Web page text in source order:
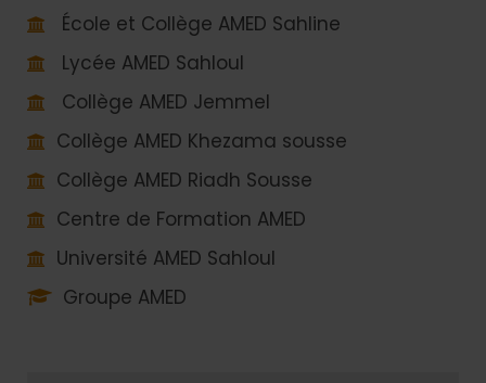
École et Collège AMED Sahline
Lycée AMED Sahloul
Collège AMED Jemmel
Collège AMED Khezama sousse
Collège AMED Riadh Sousse
Centre de Formation AMED
Université AMED Sahloul
Groupe AMED